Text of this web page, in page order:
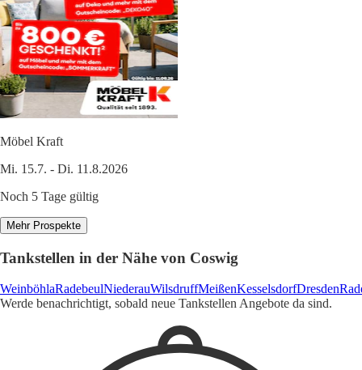
Möbel Kraft
Mi. 15.7. - Di. 11.8.2026
Noch 5 Tage gültig
Mehr Prospekte
Tankstellen in der Nähe von Coswig
WeinböhlaRadebeulNiederauWilsdruffMeißenKesselsdorfDresden
Werde benachrichtigt, sobald neue Tankstellen Angebote da sind.